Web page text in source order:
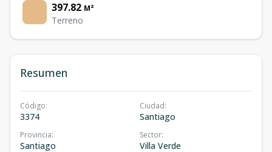
397.82 M²
Terreno
Resumen
Código:
3374
Ciudad:
Santiago
Provincia:
Santiago
Sector:
Villa Verde